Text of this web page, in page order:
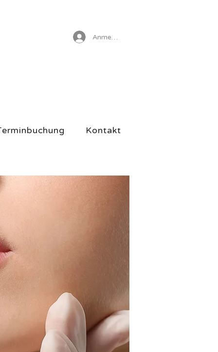
Anmelden
Kontakt